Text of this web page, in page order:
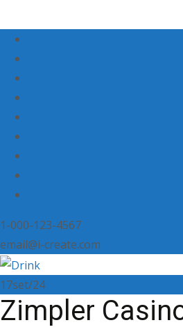
1-000-123-4567
email@i-create.com
17set/24
Zimpler